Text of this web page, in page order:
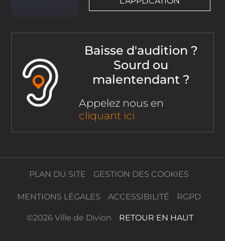
Baisse d'audition ?
Sourd ou
malentendant ?
Appelez nous en
cliquant ici
PLAN DU SITE GESTION DES COOKIES
MENTIONS LÉGALES ACCESSIBILITÉ RGPD
©2026 Ville de Divion RETOUR EN HAUT